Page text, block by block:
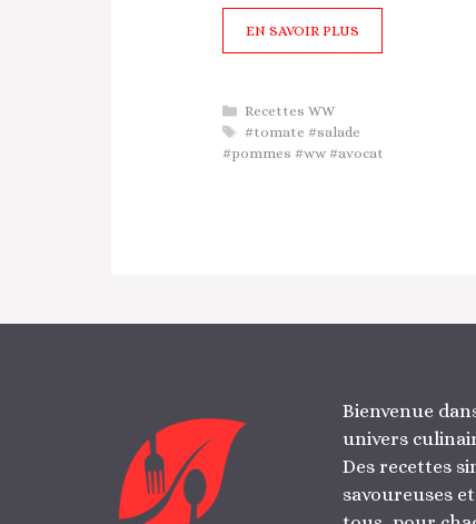
EN SAVOIR PLUS
Catégories
Recettes WW
Étiquettes
#tomate #salade
#pommes #ww #avocat
Bienvenue
univers
Des recettes
savoureuses